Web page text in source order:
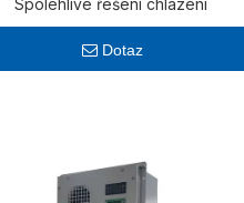
Spolehlivé řešení chlazení
Dotaz